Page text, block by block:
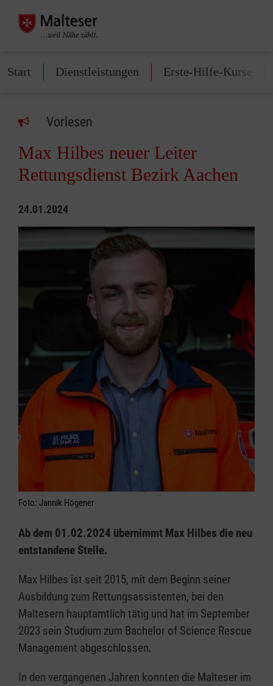
Start Dienstleistungen Erste-Hilfe-Kurse
Vorlesen
Max Hilbes neuer Leiter
Rettungsdienst Bezirk Aachen
24.01.2024
Foto: Jannik Högener
Ab dem 01.02.2024 übernimmt Max Hilbes die neu
entstandene Stelle.
Max Hilbes ist seit 2015, mit dem Beginn seiner
Ausbildung zum Rettungsassistenten, bei den
Maltesern hauptamtlich tätig und hat im September
2023 sein Studium zum Bachelor of Science Rescue
Management abgeschlossen.
In den vergangenen Jahren konnten die Malteser im